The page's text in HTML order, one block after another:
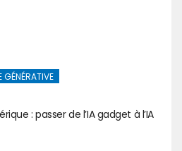
GÉNÉRATIVE
: passer de l’IA gadget à l’IA